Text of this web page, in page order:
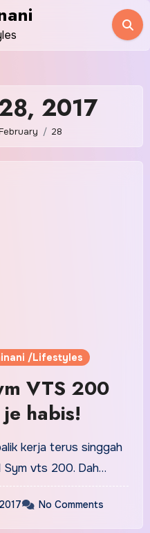
2017
28
/Lifestyles
VTS 200
habis!
kerja terus singgah
vts 200. Dah…
No Comments